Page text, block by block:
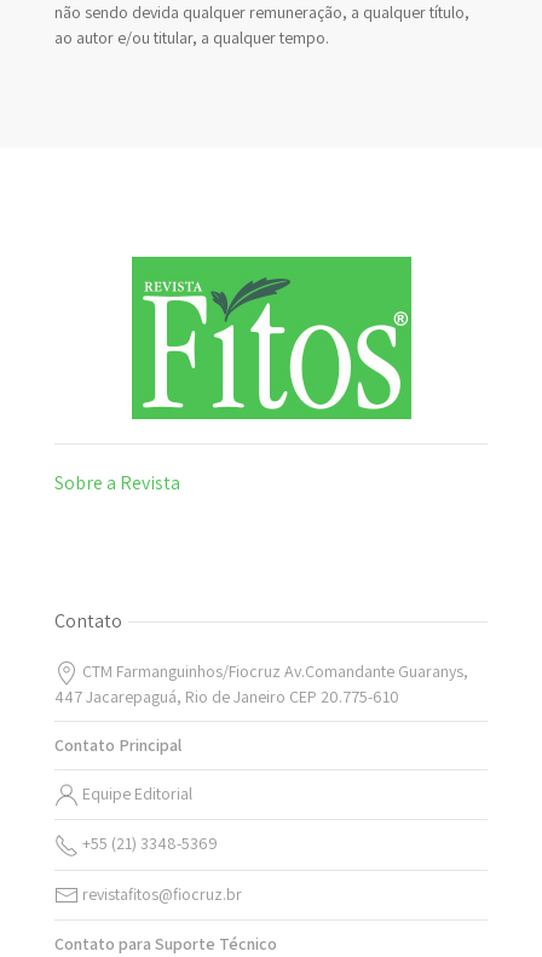
não sendo devida qualquer remuneração, a qualquer título,
ao autor e/ou titular, a qualquer tempo.
Sobre a Revista
Contato
CTM Farmanguinhos/Fiocruz Av.Comandante Guaranys,
447 Jacarepaguá, Rio de Janeiro CEP 20.775-610
Contato Principal
Equipe Editorial
+55 (21) 3348-5369
revistafitos@fiocruz.br
Contato para Suporte Técnico